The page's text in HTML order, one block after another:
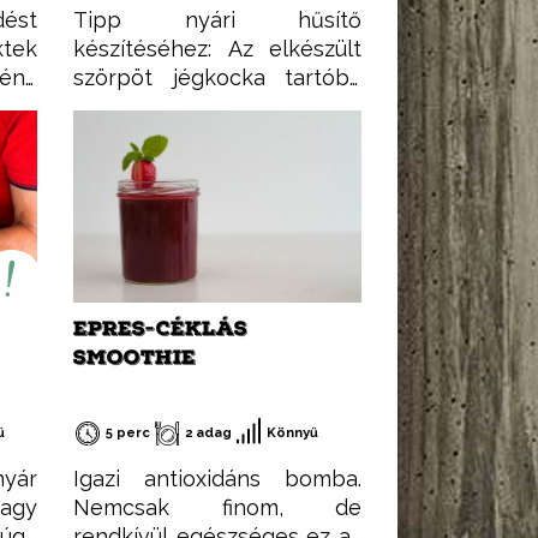
is
a
a
Tipp nyári hűsítő
készítéséhez: Az elkészült
szörpöt jégkocka tartóba
adagoljuk, majd
lefagyasztjuk. Ezután nincs
más dolgunk, mint a meleg
nyári estéken a pohár
rozénkba beletenni.
EPRES-CÉKLÁS
SMOOTHIE
5 perc 2 adag Könnyű
Igazi antioxidáns bomba.
Nemcsak finom, de